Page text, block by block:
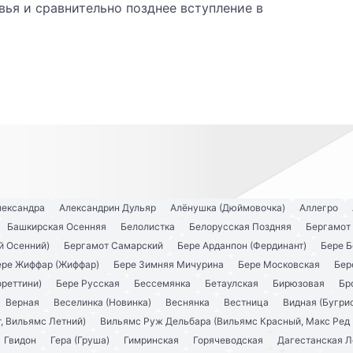
и сравнительно позднее вступ­ление в
Александрин Дульяр Алёнушка (Дюймовочка) Аллегро
Башкирская Осенняя
Белолистка Белорусская Поздняя
Осенний)
Бергамот Самарский Бере Арданпон (Фердинант)
Бере
Жиффар (Жиффар)
Бере Зимняя Мичурина Бере Московская
Бере Русская Бессемянка Бетаулская Бирюзовая
Верная
Веселинка (Новинка) Веснянка Вестница
Видная
Вильямс Летний)
Вильямс Руж Дельбара (Вильямс Красный, Макс Ред
Гвидон
Гера (Груша) Гимринская Горячеводская Дагестанская